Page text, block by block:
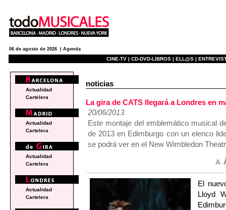
06 de agosto de 2026 | Agenda
CINE-TV | CD-DVD-LIBROS | ELL@S |
noticias
La gira de CATS llegará a Londres en
20/06/2013
Este montaje del emblemático musical
de 2013 en Edimburgo con un elenco
se podrá ver en el New Wimbledon
El
Lloyd
Actualidad
Cartelera
Actualidad
Cartelera
Actualidad
Cartelera
Actualidad
Cartelera